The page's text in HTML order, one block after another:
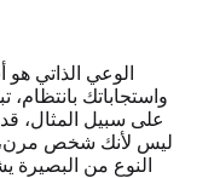
الوعي الذاتي
واستجاباتك
على سبيل المثال،
ليس لأنك شخص مرن،
النوع من البصيرة